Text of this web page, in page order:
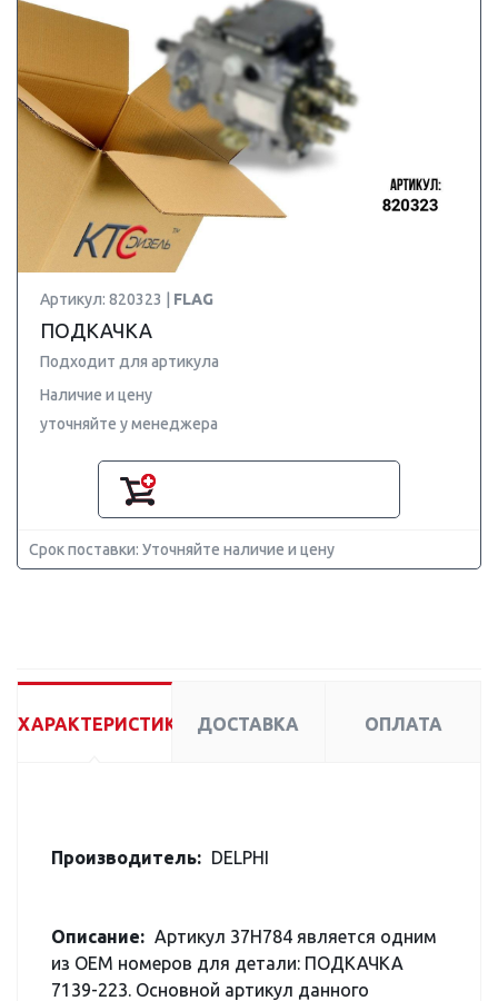
Артикул: 820323 | FLAG
ПОДКАЧКА
Подходит для артикула
Наличие и цену
уточняйте у менеджера
Срок поставки: Уточняйте наличие и цену
ХАРАКТЕРИСТИКИ ДОСТАВКА ОПЛАТА
Производитель: DELPHI
Описание: Артикул 37H784 является одним
из OEM номеров для детали: ПОДКАЧКА
7139-223. Основной артикул данного